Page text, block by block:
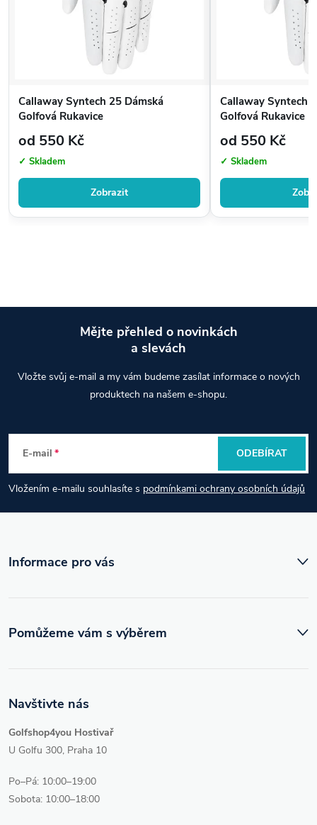
Callaway Syntech 25 Dámská
Golfová Rukavice
od 550 Kč
✓ Skladem
Zobrazit
Callaway Syntech
Golfová Rukavice
od 550 Kč
✓ Skladem
p
a
t
Mějte přehled o novinkách
a slevách
Vložte svůj e-mail a my vám budeme zasílat informace o nových
produktech na našem e-shopu.
E-mail
Vložením e-mailu souhlasíte s podmínkami ochrany osobních údajů
ODEBÍRAT
Informace pro vás
Navštivte nás
Golfshop4you Hostivař
U Golfu 300, Praha 10
Po–Pá: 10:00–19:00
Sobota: 10:00–18:00
Pomůžeme vám s výběrem